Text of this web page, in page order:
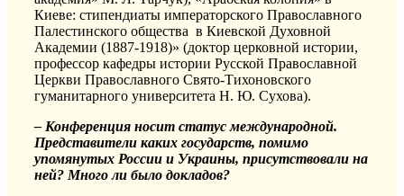
Киеве: стипендиаты императорского Православного
Палестинского общества в Киевской Духовной
Академии (1887-1918)» (доктор церковной истории,
профессор кафедры истории Русской Православной
Церкви Православного Свято-Тихоновского
гуманитарного университета Н. Ю. Сухова).
– Конференция носит статус международной.
Представители каких государств, помимо
упомянутых России и Украины, присутствовали на
ней? Много ли было докладов?